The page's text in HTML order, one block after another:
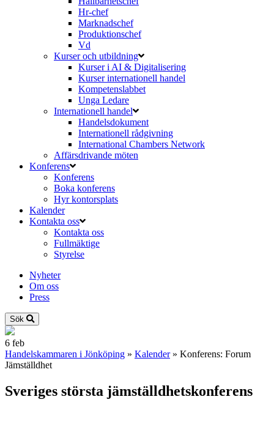
Hr-chef
Marknadschef
Produktionschef
Vd
Kurser och utbildning
Kurser i AI & Digitalisering
Kurser internationell handel
Kompetenslabbet
Unga Ledare
Internationell handel
Handelsdokument
Internationell rådgivning
International Chambers Network
Affärsdrivande möten
Konferens
Konferens
Boka konferens
Hyr kontorsplats
Kalender
Kontakta oss
Kontakta oss
Fullmäktige
Styrelse
Nyheter
Om oss
Press
Sök
6 feb
Handelskammaren i Jönköping » Kalender » Konferens: Forum
Jämställdhet
Sveriges största jämställdhetskonferens